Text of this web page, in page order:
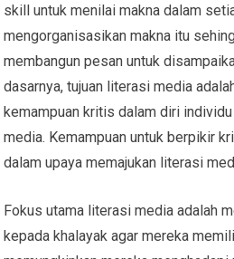
skill untuk menilai makna dalam
mengorganisasikan makna itu
membangun pesan untuk
dasarnya, tujuan literasi media
kemampuan kritis dalam diri
media. Kemampuan untuk berpikir
dalam upaya memajukan literasi
Fokus utama literasi media adalah
kepada khalayak agar mereka